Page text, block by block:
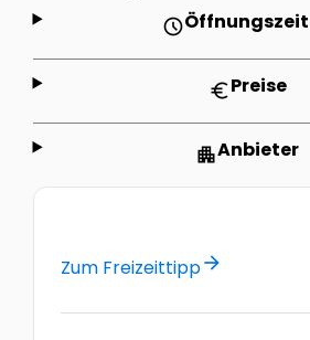
schedule
euroPreise
apartmentAnbieter
Zum Freizeittipparrow_forward